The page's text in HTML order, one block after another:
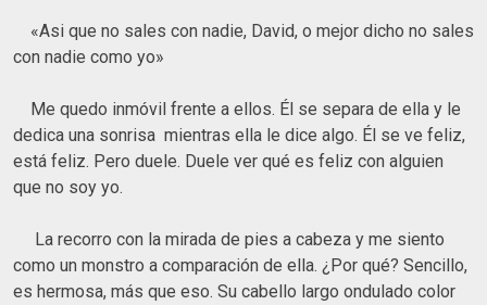
«Asi que no sales con nadie, David, o mejor dicho no sales
con nadie como yo»
Me quedo inmóvil frente a ellos. Él se separa de ella y le
dedica una sonrisa mientras ella le dice algo. Él se ve feliz,
está feliz. Pero duele. Duele ver qué es feliz con alguien
que no soy yo.
La recorro con la mirada de pies a cabeza y me siento
como un monstro a comparación de ella. ¿Por qué? Sencillo,
es hermosa, más que eso. Su cabello largo ondulado color